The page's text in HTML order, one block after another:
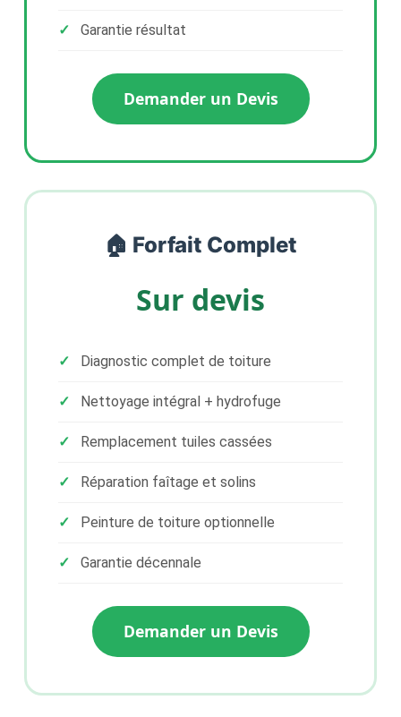
Garantie résultat
Demander un Devis
🏠 Forfait Complet
Sur devis
Diagnostic complet de toiture
Nettoyage intégral + hydrofuge
Remplacement tuiles cassées
Réparation faîtage et solins
Peinture de toiture optionnelle
Garantie décennale
Demander un Devis